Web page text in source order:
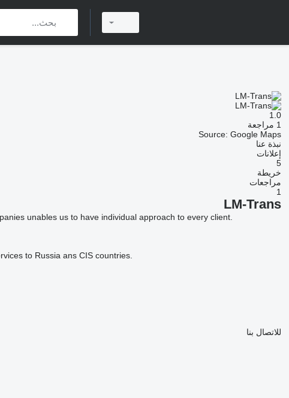
1.0
1 مراجعة
Source: Google Maps
نبذة عنا
إعلانات
5
خريطة
مراجعات
1
LM-Trans
unables us to have individual approach to every client.
to Russia ans CIS countries.
للاتصال بنا